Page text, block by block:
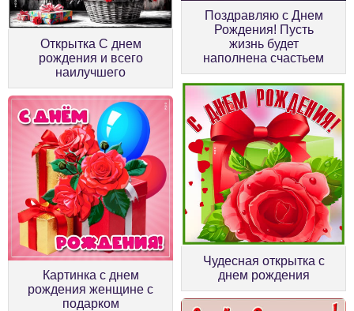
Открытка С днем
рождения и всего
наилучшего
Поздравляю с Днем
Рождения! Пусть
жизнь будет
наполнена счастьем
Картинка с днем
рождения женщине с
подарком
Чудесная открытка с
днем рождения